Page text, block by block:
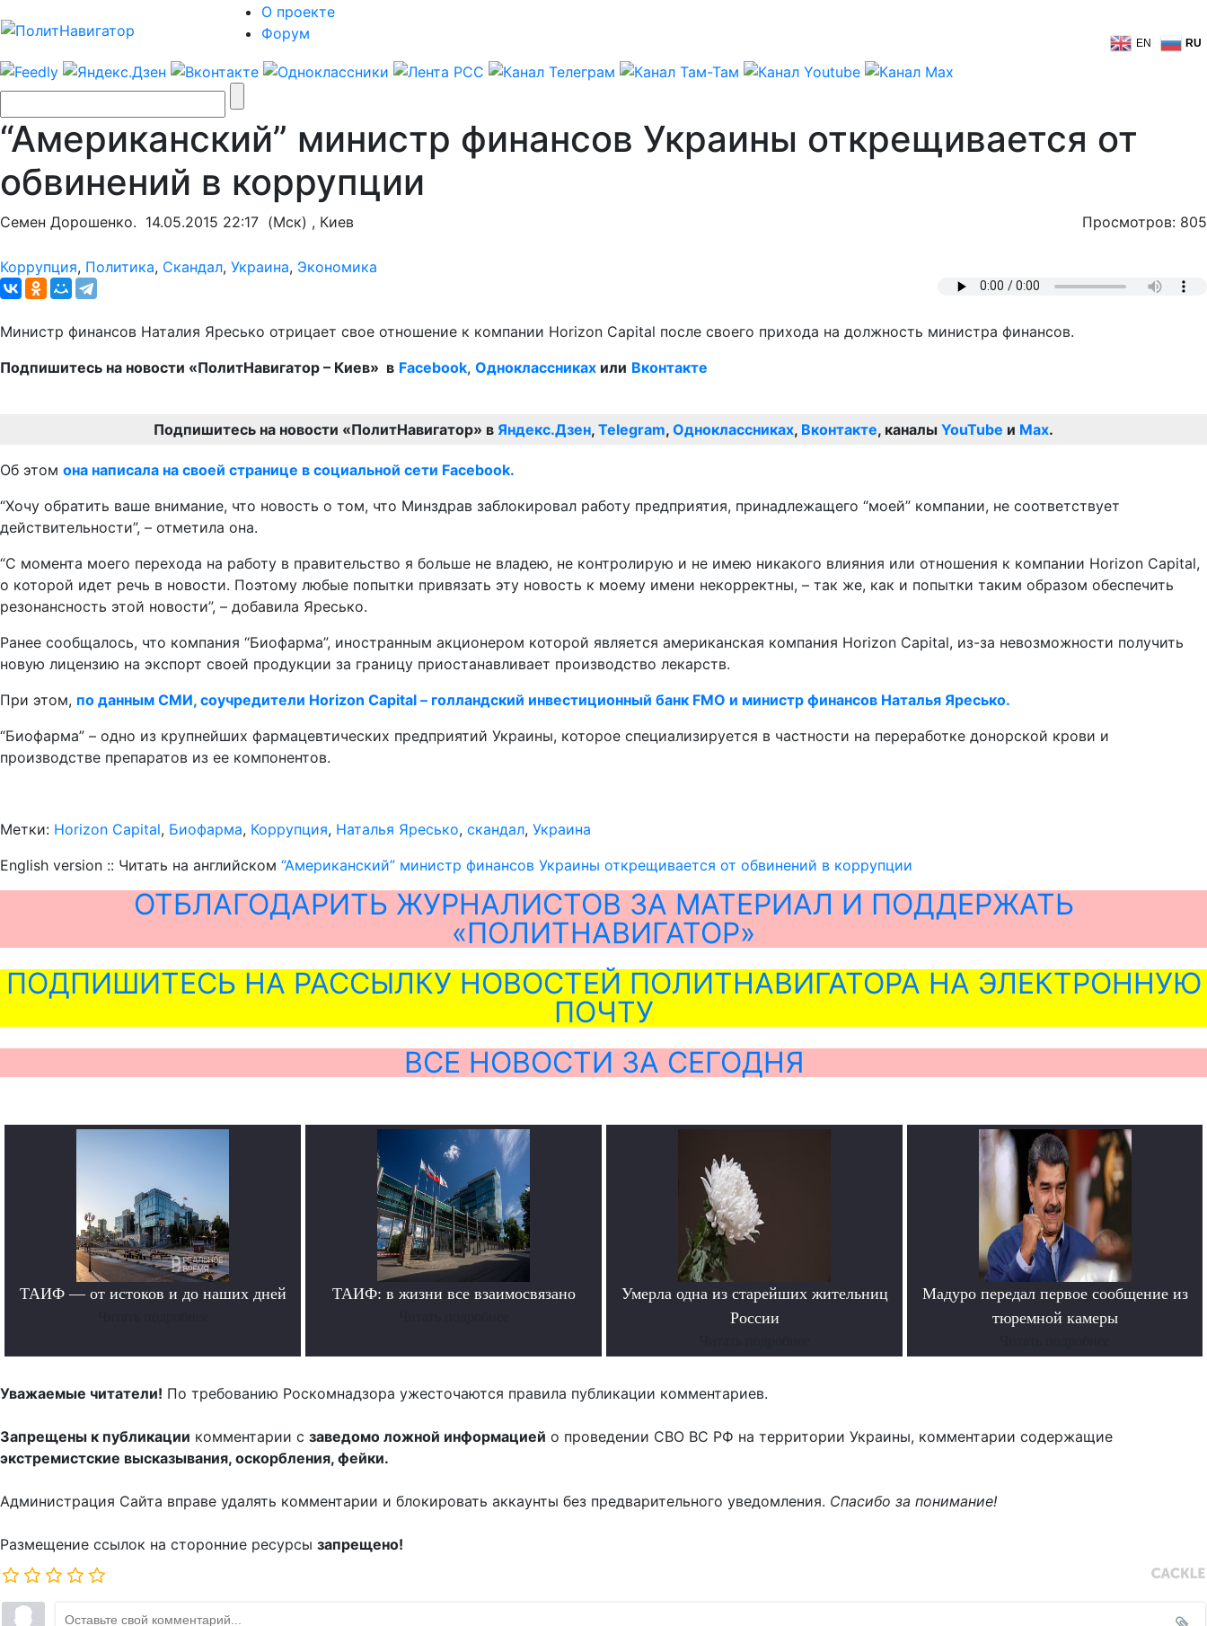
О проекте
Форум
EN RU
“Американский” министр финансов Украины открещивается от
обвинений в коррупции
Семен Дорошенко. 14.05.2015 22:17 (Мск) , Киев Просмотров: 805
Коррупция, Политика, Скандал, Украина, Экономика
Министр финансов Наталия Яресько отрицает свое отношение к компании Horizon Capital после своего прихода на должность министра финансов.
Подпишитесь на новости «ПолитНавигатор – Киев» в Facebook, Одноклассниках или Вконтакте
Подпишитесь на новости «ПолитНавигатор» в Яндекс.Дзен, Telegram, Одноклассниках, Вконтакте, каналы YouTube и Max.
Об этом она написала на своей странице в социальной сети Facebook.
“Хочу обратить ваше внимание, что новость о том, что Минздрав заблокировал работу предприятия, принадлежащего “моей” компании, не соответствует
действительности”, – отметила она.
“С момента моего перехода на работу в правительство я больше не владею, не контролирую и не имею никакого влияния или отношения к компании Horizon Capital,
о которой идет речь в новости. Поэтому любые попытки привязать эту новость к моему имени некорректны, – так же, как и попытки таким образом обеспечить
резонансность этой новости”, – добавила Яресько.
Ранее сообщалось, что компания “Биофарма”, иностранным акционером которой является американская компания Horizon Capital, из-за невозможности получить
новую лицензию на экспорт своей продукции за границу приостанавливает производство лекарств.
При этом, по данным СМИ, соучредители Horizon Capital – голландский инвестиционный банк FMO и министр финансов Наталья Яресько.
“Биофарма” – одно из крупнейших фармацевтических предприятий Украины, которое специализируется в частности на переработке донорской крови и
производстве препаратов из ее компонентов.
Метки: Horizon Capital, Биофарма, Коррупция, Наталья Яресько, скандал, Украина
English version :: Читать на английском “Американский” министр финансов Украины открещивается от обвинений в коррупции
ОТБЛАГОДАРИТЬ ЖУРНАЛИСТОВ ЗА МАТЕРИАЛ И ПОДДЕРЖАТЬ
«ПОЛИТНАВИГАТОР»
ПОДПИШИТЕСЬ НА РАССЫЛКУ НОВОСТЕЙ ПОЛИТНАВИГАТОРА НА ЭЛЕКТРОННУЮ
ПОЧТУ
ВСЕ НОВОСТИ ЗА СЕГОДНЯ
ТАИФ — от истоков и до наших дней ТАИФ: в жизни все взаимосвязано
Умерла одна из старейших жительниц
России
Мадуро передал первое сообщение из
тюремной камеры
Уважаемые читатели! По требованию Роскомнадзора ужесточаются правила публикации комментариев.
Запрещены к публикации комментарии с заведомо ложной информацией о проведении СВО ВС РФ на территории Украины, комментарии содержащие
экстремистские высказывания, оскорбления, фейки.
Администрация Сайта вправе удалять комментарии и блокировать аккаунты без предварительного уведомления. Спасибо за понимание!
Размещение ссылок на сторонние ресурсы запрещено!